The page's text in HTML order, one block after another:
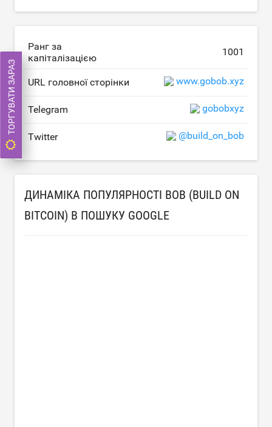
Ранг за
капіталізацією
1001
URL головної сторінки www.gobob.xyz
Telegram gobobxyz
Twitter @build_on_bob
ДИНАМІКА ПОПУЛЯРНОСТІ BOB (BUILD ON
BITCOIN) В ПОШУКУ GOOGLE
ТОРГУВАТИ ЗАРАЗ